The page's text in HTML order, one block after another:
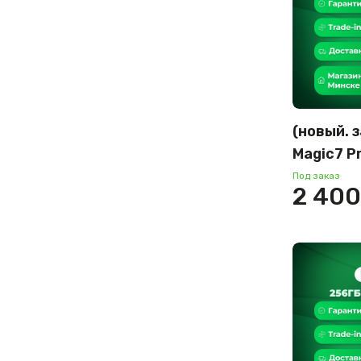
(новый.
Magic7
Под заказ
2 400